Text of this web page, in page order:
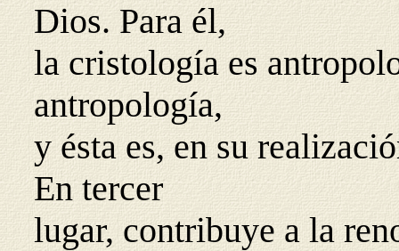
Dios. Para él,
la cristología es
antropología,
y ésta es, en su
En tercer
lugar, contribuye a la